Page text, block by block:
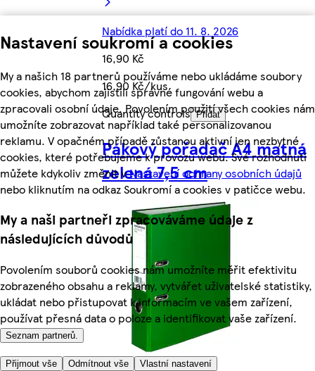
Nastavení soukromí a cookies
My a našich 18 partnerů používáme nebo ukládáme soubory
cookies, abychom zajistili správné fungování webu a
zpracovali osobní údaje. Povolením použití všech cookies nám
umožníte zobrazovat například také personalizovanou
reklamu. V opačném případě zůstanou aktivní jen nezbytné
cookies, které potřebujeme k provozu webu. Své rozhodnutí
můžete kdykoliv změnit vNastavení ochrany osobních údajů
nebo kliknutím na odkaz Soukromí a cookies v patičce webu.
My a naši partneři zpracováváme údaje z
následujících důvodů
Povolením souborů cookies nám umožníte měřit efektivitu
zobrazeného obsahu a reklamy, vytvářet uživatelské statistiky,
ukládat nebo přistupovat k informacím ve vašem zařízení,
používat přesná data o poloze a identifikovat vaše zařízení.
Seznam partnerů.
Přijmout vše Odmítnout vše Vlastní nastavení
Nabídka platí do 11. 8. 2026
16,90 Kč
16,90 Kč/kus
Quantity controls Přidat
Pákový pořadač A4 matná
zelená 7,5 cm